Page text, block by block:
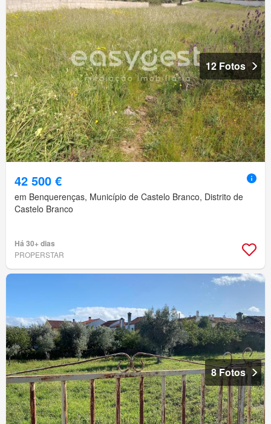
12 Fotos
42 500 €
em Benquerenças, Município de Castelo Branco, Distrito de
Castelo Branco
Há 30+ dias
PROPERSTAR
8 Fotos